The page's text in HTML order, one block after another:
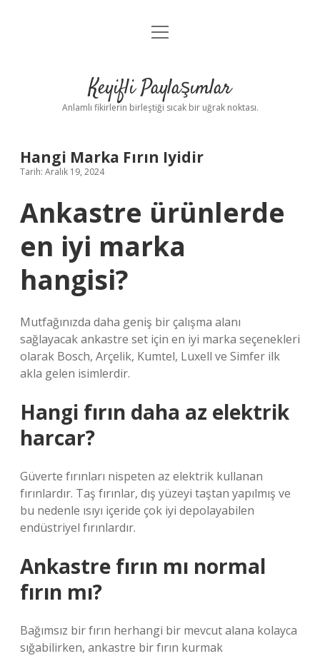
Anasayfa
Yasal Uyarı
menüyü
Keyifli Paylaşımlar
Anlamlı fikirlerin birleştiği sıcak bir uğrak noktası.
Hangi Marka Fırın Iyidir
Tarih: Aralık 19, 2024
Ankastre ürünlerde
en iyi marka
hangisi?
Mutfağınızda daha geniş bir çalışma alanı
sağlayacak ankastre set için en iyi marka seçenekleri
olarak Bosch, Arçelik, Kumtel, Luxell ve Simfer ilk
akla gelen isimlerdir.
Hangi fırın daha az elektrik
harcar?
Güverte fırınları nispeten az elektrik kullanan
fırınlardır. Taş fırınlar, dış yüzeyi taştan yapılmış ve
bu nedenle ısıyı içeride çok iyi depolayabilen
endüstriyel fırınlardır.
Ankastre fırın mı normal
fırın mı?
Bağımsız bir fırın herhangi bir mevcut alana kolayca
sığabilirken, ankastre bir fırın kurmak